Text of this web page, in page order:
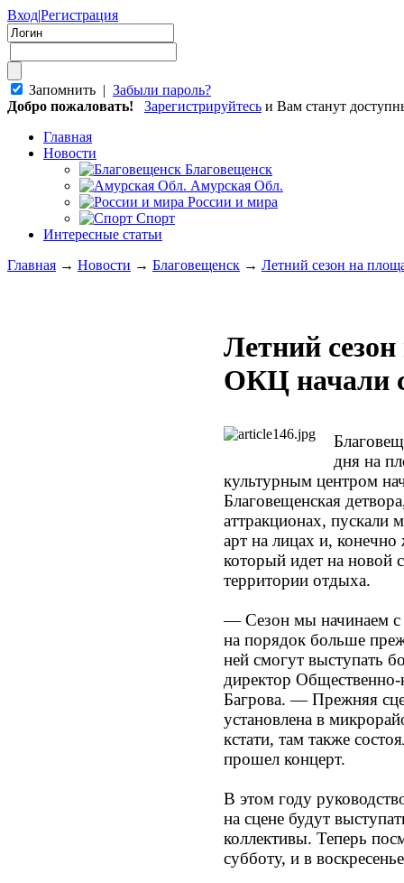
Вход|Регистрация
Запомнить | Забыли пароль?
Добро пожаловать!
Зарегистрируйтесь и Вам станут
Главная
Новости
Благовещенск
Амурская Обл.
России и мира
Спорт
Интересные статьи
Главная → Новости → Благовещенск → Летний сезон на
Летний
ОКЦ начали
дня на
культурным центром
Благовещенская
аттракционах,
арт на лицах и,
который идет на новой
территории отдыха.
— Сезон мы начинаем с
на порядок больше
ней смогут выступать
директор
Багрова. — Прежняя
установлена в
кстати, там также
прошел концерт.
В этом году
на сцене будут
коллективы. Теперь
субботу, и в